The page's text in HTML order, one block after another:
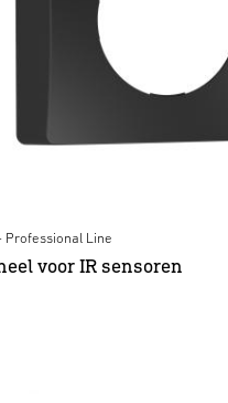
Professional Line
voor IR sensoren